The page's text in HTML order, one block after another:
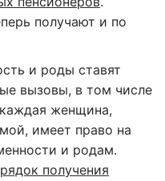
получают и по
и роды ставят
вызовы, в том числе
женщина,
имеет право на
и родам.
получения